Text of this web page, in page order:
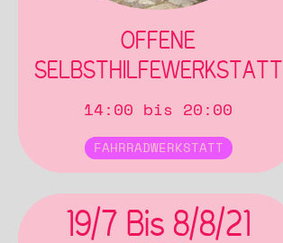
OFFENE
SELBSTHILFEWERKSTATT
14:00 bis 20:00
FAHRRADWERKSTATT
19/7 Bis 8/8/21